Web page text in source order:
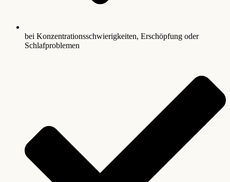
bei Konzentrationsschwierigkeiten, Erschöpfung oder
Schlafproblemen